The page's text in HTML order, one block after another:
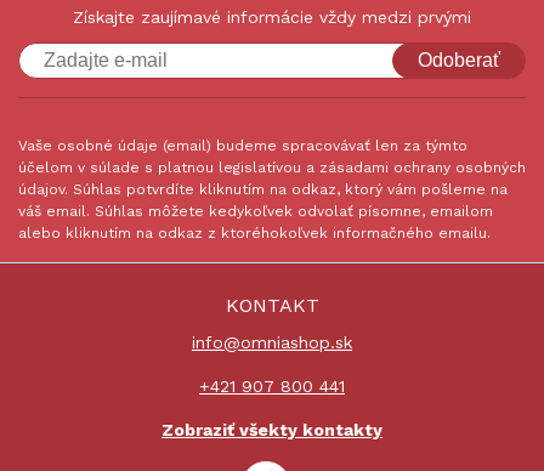
Získajte zaujímavé informácie vždy medzi prvými
Odoberať
Vaše osobné údaje (email) budeme spracovávať len za týmto
účelom v súlade s platnou legislatívou a zásadami ochrany osobných
údajov. Súhlas potvrdíte kliknutím na odkaz, ktorý vám pošleme na
váš email. Súhlas môžete kedykoľvek odvolať písomne, emailom
alebo kliknutím na odkaz z ktoréhokoľvek informačného emailu.
KONTAKT
info@omniashop.sk
+421 907 800 441
Zobraziť všekty kontakty